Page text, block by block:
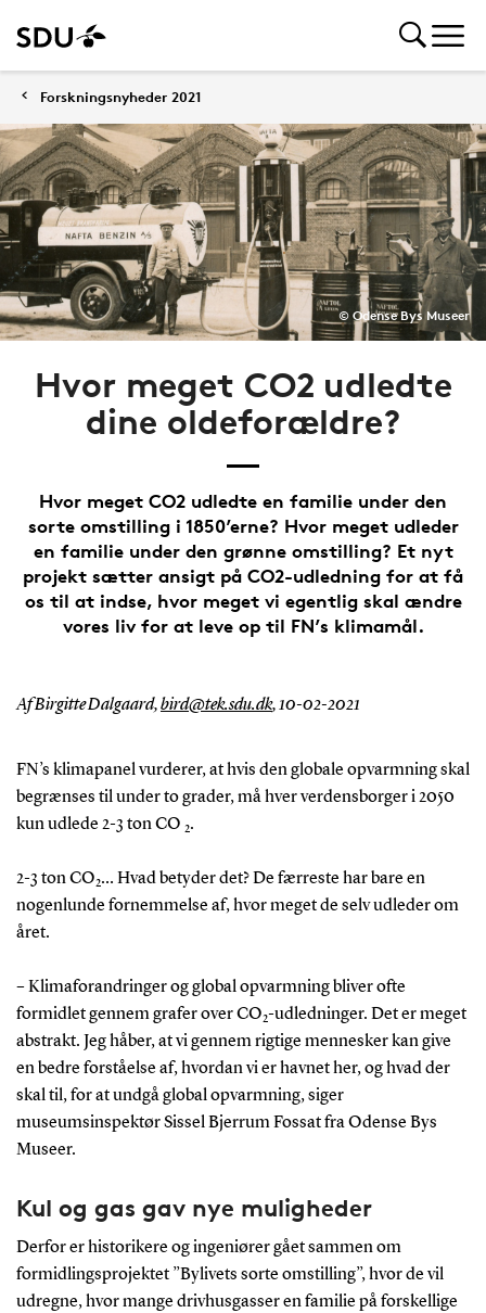
Forskningsnyheder 2021
© Odense Bys Museer
Hvor meget CO2 udledte
dine oldeforældre?
Hvor meget CO2 udledte en familie under den
sorte omstilling i 1850’erne? Hvor meget udleder
en familie under den grønne omstilling? Et nyt
projekt sætter ansigt på CO2-udledning for at få
os til at indse, hvor meget vi egentlig skal ændre
vores liv for at leve op til FN’s klimamål.
Af Birgitte Dalgaard,bird@tek.sdu.dk,10-02-2021
FN’s klimapanel vurderer, at hvis den globale opvarmning skal
begrænses til under to grader, må hver verdensborger i 2050
kun udlede 2-3 ton CO 2.
2-3 ton CO2… Hvad betyder det? De færreste har bare en
nogenlunde fornemmelse af, hvor meget de selv udleder om
året.
– Klimaforandringer og global opvarmning bliver ofte
formidlet gennem grafer over CO2-udledninger. Det er meget
abstrakt. Jeg håber, at vi gennem rigtige mennesker kan give
en bedre forståelse af, hvordan vi er havnet her, og hvad der
skal til, for at undgå global opvarmning, siger
museumsinspektør Sissel Bjerrum Fossat fra Odense Bys
Museer.
Kul og gas gav nye muligheder
Derfor er historikere og ingeniører gået sammen om
formidlingsprojektet ”Bylivets sorte omstilling”, hvor de vil
udregne, hvor mange drivhusgasser en familie på forskellige